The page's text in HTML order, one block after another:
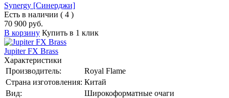
Synergy [Синерджи]
Есть в наличии ( 4 )
70 900 руб.
В корзину Купить в 1 клик
Jupiter FX Brass
Характеристики
Производитель:
Royal Flame
Страна изготовления: Китай
Вид:
Широкоформатные очаги